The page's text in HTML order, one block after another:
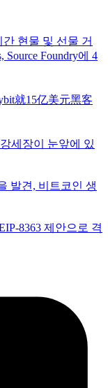
현물 및 선물 거
Source Foundry에 4
就15亿美元黑客
세장이 눈앞에 있
발견, 비트코인 생
8363 제안으로 격